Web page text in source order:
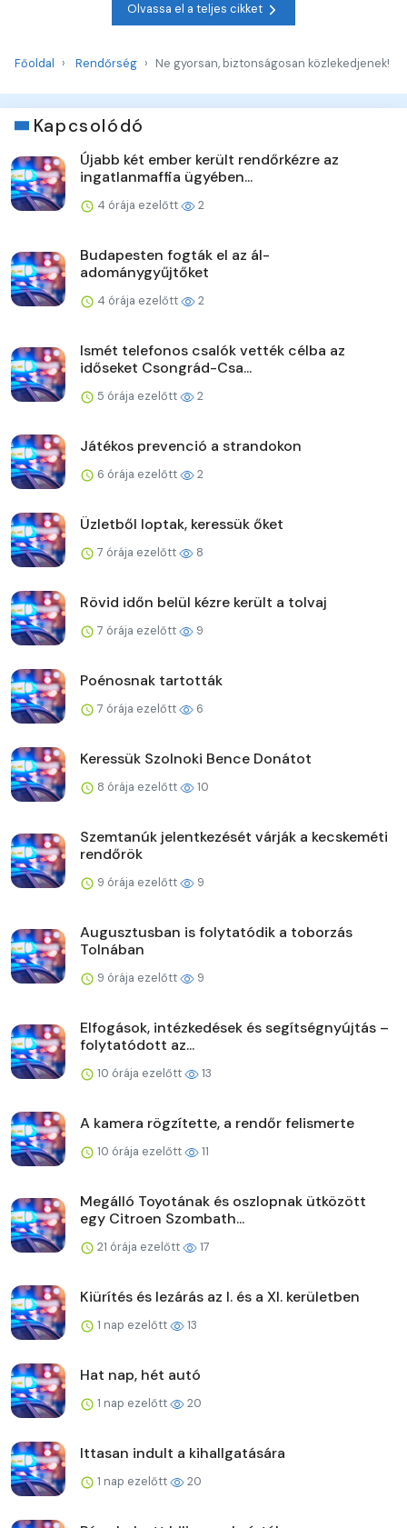
Olvassa el a teljes cikket
Főoldal Rendőrség Ne gyorsan, biztonságosan közlekedjenek!
Kapcsolódó
Újabb két ember került rendőrkézre az
ingatlanmaffia ügyében...
4 órája ezelőtt 2
Budapesten fogták el az ál-
adománygyűjtőket
4 órája ezelőtt 2
Ismét telefonos csalók vették célba az
időseket Csongrád-Csa...
5 órája ezelőtt 2
Játékos prevenció a strandokon
6 órája ezelőtt 2
Üzletből loptak, keressük őket
7 órája ezelőtt 8
Rövid időn belül kézre került a tolvaj
7 órája ezelőtt 9
Poénosnak tartották
7 órája ezelőtt 6
Keressük Szolnoki Bence Donátot
8 órája ezelőtt 10
Szemtanúk jelentkezését várják a kecskeméti
rendőrök
9 órája ezelőtt 9
Augusztusban is folytatódik a toborzás
Tolnában
9 órája ezelőtt 9
Elfogások, intézkedések és segítségnyújtás –
folytatódott az...
10 órája ezelőtt 13
A kamera rögzítette, a rendőr felismerte
10 órája ezelőtt 11
Megálló Toyotának és oszlopnak ütközött
egy Citroen Szombath...
21 órája ezelőtt 17
Kiürítés és lezárás az I. és a XI. kerületben
1 nap ezelőtt 13
Hat nap, hét autó
1 nap ezelőtt 20
Ittasan indult a kihallgatására
1 nap ezelőtt 20